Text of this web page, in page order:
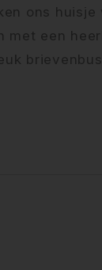
ons huisje
een